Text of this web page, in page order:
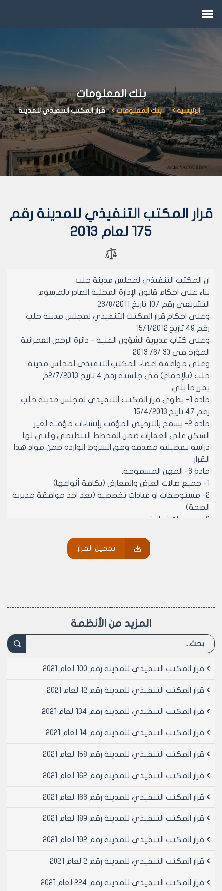
بنك المعلومات
الرئيسية بنك المعلومات قرار المكتب التنفيذي للمدينة
قرار المكتب التنفيذي للمدينة رقم
175 لعام 2013
ان المكتب التنفيذي لمجلس مدينة حلب
بناء على احكام قانون الإدارة المحلية الصادر بالمرسوم
التشريعي رقم 107 تاريخ 23/8/2011
وعلى احكام قرار المكتب التنفيذي لمجلس مدينة حلب
رقم 49 تاريخ 15/1/2012
وعلى كتاب مديرية الشؤون الفنية - دائرة الرخص العمرانية
المؤرخ في 30 /6/ 2013
وعلى موافقة اعضاء المكتب التنفيذي لمجلس مدينة
حلب (بالإجماع) في جلسته رقم 4 تاريخ 2/7/2013م.
يقرر ما يلي
مادة 1- يطوى قرار المكتب التنفيذي لمجلس مدينة حلب
رقم 47 تاريخ 15/4/2013
مادة 2- يسمح بالترخيص المؤقت بإنشاءات مؤقتة لغير
السكن على العقارات ضمن المخطط التنظيمي والتي لها
دراسة تفصيلية مصدقة وفق الشروط الواردة ضمن مواد هذا
القرار.
مادة 3- المهن المسموحة:
1- جميع صالات العرض والمعارض (بكافة أنواعها)
2- مستوصفات او عيادات تخصصية (بعد اخذ موافقة مديرية
الصحة)
3- مجمعات تجارية.
5- منشآت سياحية وكافيتريات ومطاعم ومقاهي (عدا
مؤقتا اضافة لشروط هذا القرار.
المقارنة وبطابق جزئي واحد بنسبة 50% من مساحة الطابق
‌ب- تأمين مواقف للسيارات تعادل ضعف مساحة الطابق
لمواقف السيارات.
فقط.
خدمات التدفئة والتكييف والحمامات والمطابخ
والمستودعات ......الخ/ على كامل مساحة الطابق الأرضي.
الحديد المشغول بارتفاع /1.20/م
مادة 5- فيما يخص المؤسسات التعليمية يسمح بإنشاءات
منتصف جبهة العقار ويطابق سقائف جزئي واحد بنسبة
‌أ- الحد الادنى لمساحة العقار 1000 متر مربع.
تحميل القرار
المزيد من الأنظمة
قرار المكتب التنفيذي للمدينة رقم 100 لعام 2021
قرار المكتب التنفيذي للمدينة رقم 12 لعام 2021
قرار المكتب التنفيذي للمدينة رقم 134 لعام 2021
قرار المكتب التنفيذي للمدينة رقم 14 لعام 2021
قرار المكتب التنفيذي للمدينة رقم 158 لعام 2021
قرار المكتب التنفيذي للمدينة رقم 162 لعام 2021
قرار المكتب التنفيذي للمدينة رقم 163 لعام 2021
قرار المكتب التنفيذي للمدينة رقم 189 لعام 2021
قرار المكتب التنفيذي للمدينة رقم 192 لعام 2021
قرار المكتب التنفيذي للمدينة رقم 2 لعام 2021
قرار المكتب التنفيذي للمدينة رقم 224 لعام 2021